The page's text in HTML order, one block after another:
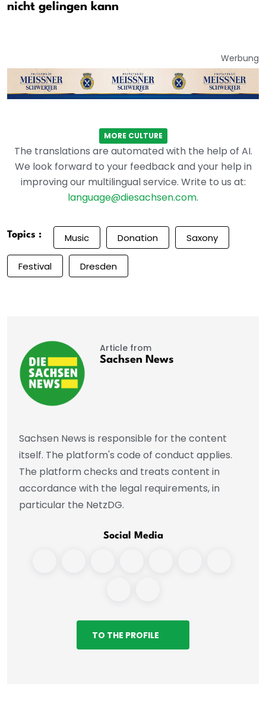
nicht gelingen kann
Werbung
MORE CULTURE
The translations are automated with the help of AI.
We look forward to your feedback and your help in
improving our multilingual service. Write to us at:
language@diesachsen.com.
Topics : Music Donation Saxony
Festival Dresden
Article from
Sachsen News
Sachsen News is responsible for the content
itself. The platform's code of conduct applies.
The platform checks and treats content in
accordance with the legal requirements, in
particular the NetzDG.
Social Media
TO THE PROFILE